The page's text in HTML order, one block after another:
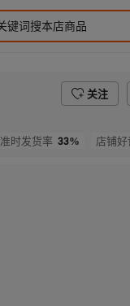
关注
准时发货率 33% 店铺